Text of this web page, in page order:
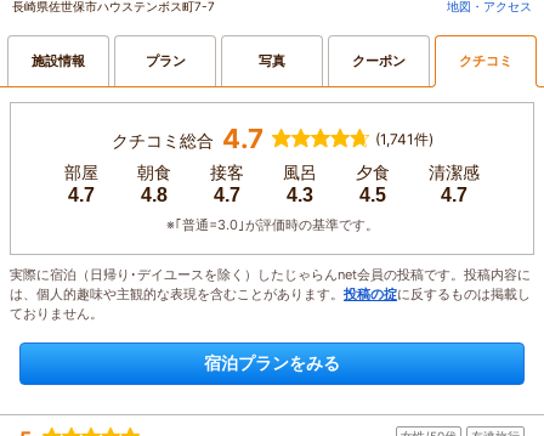
長崎県佐世保市ハウステンボス町7-7
地図・アクセス
施設情報 プラン 写真 クーポン クチコミ
クチコミ総合 4.7 (1,741件)
部屋
4.7
朝食
4.8
接客
4.7
風呂
4.3
夕食
4.5
清潔感
4.7
※｢普通=3.0｣が評価時の基準です。
実際に宿泊（日帰り･デイユースを除く）したじゃらんnet会員の投稿です。投稿内容に
は、個人的趣味や主観的な表現を含むことがあります。 投稿の掟に反するものは掲載し
ておりません。
宿泊プランをみる